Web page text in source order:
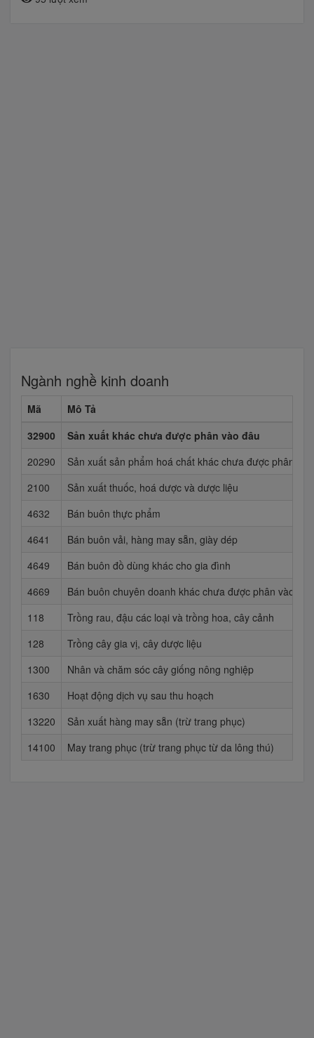
Ngành nghề kinh doanh
Mã
Mô Tả
32900
Sản xuất khác chưa được phân vào đâu
20290
Sản xuất sản phẩm hoá chất khác chưa được phân
2100
Sản xuất thuốc, hoá dược và dược liệu
4632
Bán buôn thực phẩm
4641
Bán buôn vải, hàng may sẵn, giày dép
4649
Bán buôn đồ dùng khác cho gia đình
4669
Bán buôn chuyên doanh khác chưa được phân vào đâu
118
Trồng rau, đậu các loại và trồng hoa, cây cảnh
128
Trồng cây gia vị, cây dược liệu
1300
Nhân và chăm sóc cây giống nông nghiệp
1630
Hoạt động dịch vụ sau thu hoạch
13220
Sản xuất hàng may sẵn (trừ trang phục)
14100
May trang phục (trừ trang phục từ da lông thú)